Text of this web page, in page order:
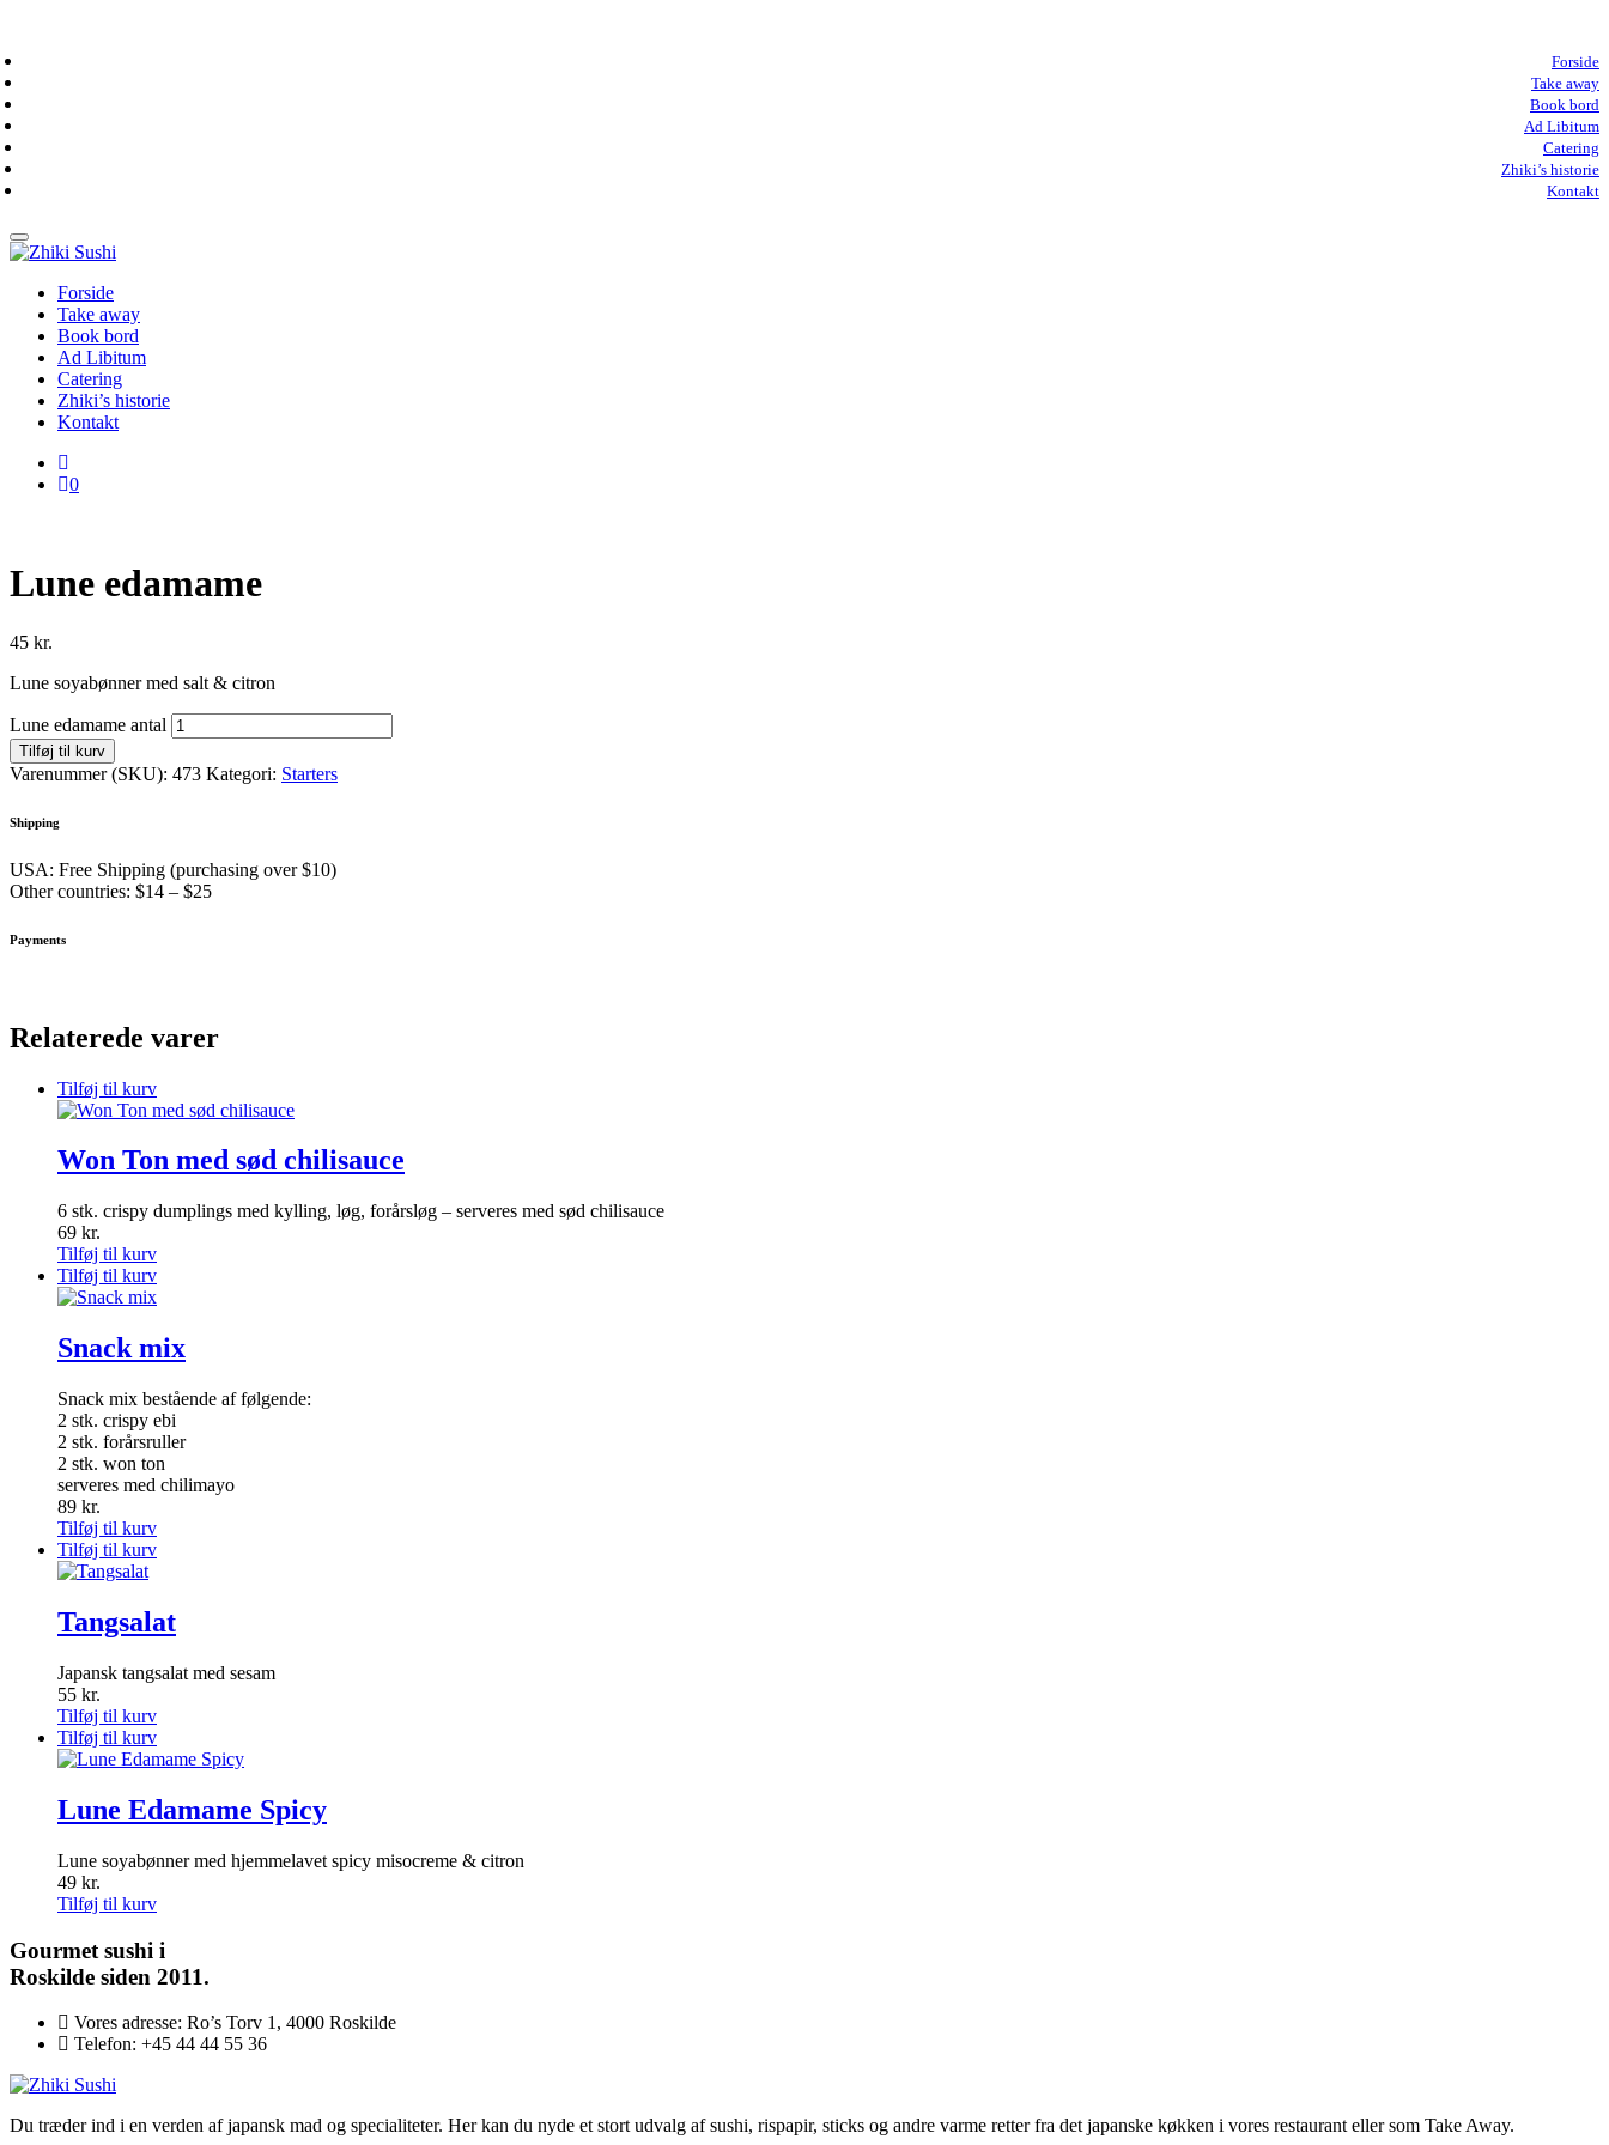
Forside
Take away
Book bord
Ad Libitum
Catering
Zhiki’s historie
Kontakt
Forside
Take away
Book bord
Ad Libitum
Catering
Zhiki’s historie
Kontakt
0
Lune edamame
45 kr.
Lune soyabønner med salt & citron
Lune edamame antal
Tilføj til kurv
Varenummer (SKU): 473 Kategori: Starters
Shipping
USA: Free Shipping (purchasing over $10)
Other countries: $14 – $25
Payments
Relaterede varer
Tilføj til kurv
Won Ton med sød chilisauce
6 stk. crispy dumplings med kylling, løg, forårsløg – serveres med sød chilisauce
69 kr.
Tilføj til kurv
Tilføj til kurv
Snack mix
Snack mix bestående af følgende:
2 stk. crispy ebi
2 stk. forårsruller
2 stk. won ton
serveres med chilimayo
89 kr.
Tilføj til kurv
Tilføj til kurv
Tangsalat
Japansk tangsalat med sesam
55 kr.
Tilføj til kurv
Tilføj til kurv
Lune Edamame Spicy
Lune soyabønner med hjemmelavet spicy misocreme & citron
49 kr.
Tilføj til kurv
Gourmet sushi i
Roskilde siden 2011.
Vores adresse: Ro’s Torv 1, 4000 Roskilde
Telefon: +45 44 44 55 36
Du træder ind i en verden af japansk mad og specialiteter. Her kan du nyde et stort udvalg af sushi, rispapir, sticks og andre varme retter fra det japanske køkken i vores restaurant eller som Take Away.